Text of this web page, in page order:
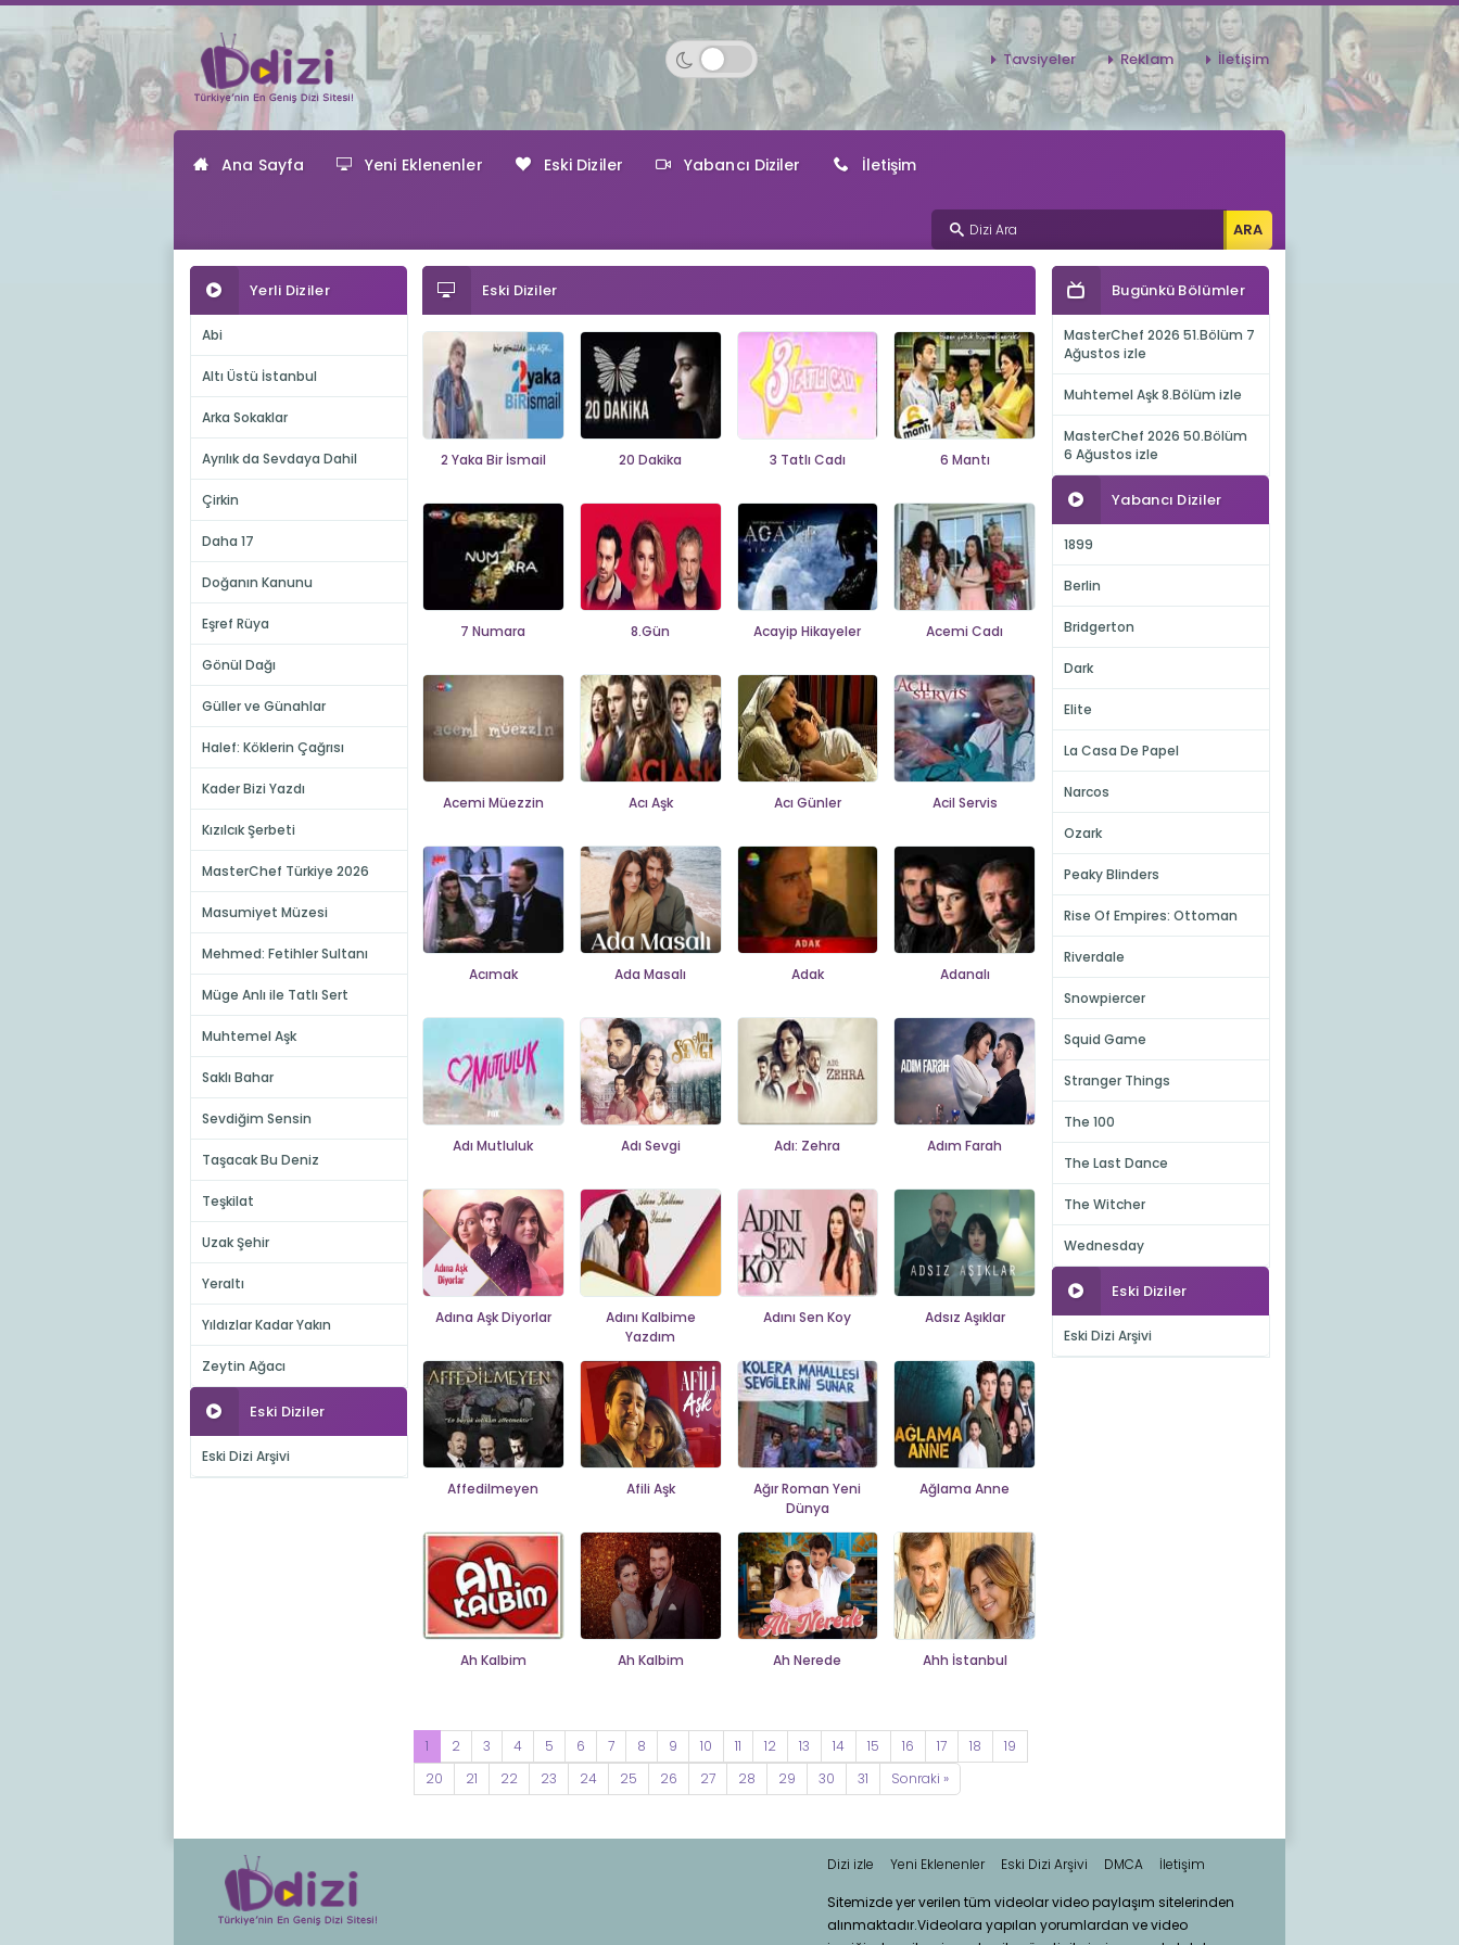
Tavsiyeler Reklam İletişim
Ana Sayfa Yeni Eklenenler Eski Diziler Yabancı Diziler İletişim
Yerli Diziler
Abi
Altı Üstü İstanbul
Arka Sokaklar
Ayrılık da Sevdaya Dahil
Çirkin
Daha 17
Doğanın Kanunu
Eşref Rüya
Gönül Dağı
Güller ve Günahlar
Halef: Köklerin Çağrısı
Kader Bizi Yazdı
Kızılcık Şerbeti
MasterChef Türkiye 2026
Masumiyet Müzesi
Mehmed: Fetihler Sultanı
Müge Anlı ile Tatlı Sert
Muhtemel Aşk
Saklı Bahar
Sevdiğim Sensin
Taşacak Bu Deniz
Teşkilat
Uzak Şehir
Yeraltı
Yıldızlar Kadar Yakın
Zeytin Ağacı
Eski Diziler
Eski Dizi Arşivi
Eski Diziler
2 Yaka Bir İsmail 20 Dakika 3 Tatlı Cadı 6 Mantı
7 Numara 8.Gün Acayip Hikayeler Acemi Cadı
Acemi Müezzin Acı Aşk Acı Günler Acil Servis
Acımak Ada Masalı Adak Adanalı
Adı Mutluluk Adı Sevgi Adı: Zehra Adım Farah
Adına Aşk Diyorlar
Adını Kalbime
Yazdım
Adını Sen Koy Adsız Aşıklar
Affedilmeyen Afili Aşk
Ağır Roman Yeni
Dünya
Ağlama Anne
Ah Kalbim Ah Kalbim Ah Nerede Ahh İstanbul
1 2 3 4 5 6 7 8 9 10 11 12 13 14 15 16 17 18
19
20
21 22 23 24 25 26 27 28 29 30 31 Sonraki »
Bugünkü Bölümler
MasterChef 2026 51.Bölüm 7
Ağustos izle
Muhtemel Aşk 8.Bölüm izle
MasterChef 2026 50.Bölüm
6 Ağustos izle
Yabancı Diziler
1899
Berlin
Bridgerton
Dark
Elite
La Casa De Papel
Narcos
Ozark
Peaky Blinders
Rise Of Empires: Ottoman
Riverdale
Snowpiercer
Squid Game
Stranger Things
The 100
The Last Dance
The Witcher
Wednesday
Eski Diziler
Eski Dizi Arşivi
Dizi izle Yeni Eklenenler Eski Dizi Arşivi DMCA İletişim
Sitemizde yer verilen tüm videolar video paylaşım sitelerinden
alınmaktadır.Videolara yapılan yorumlardan ve video